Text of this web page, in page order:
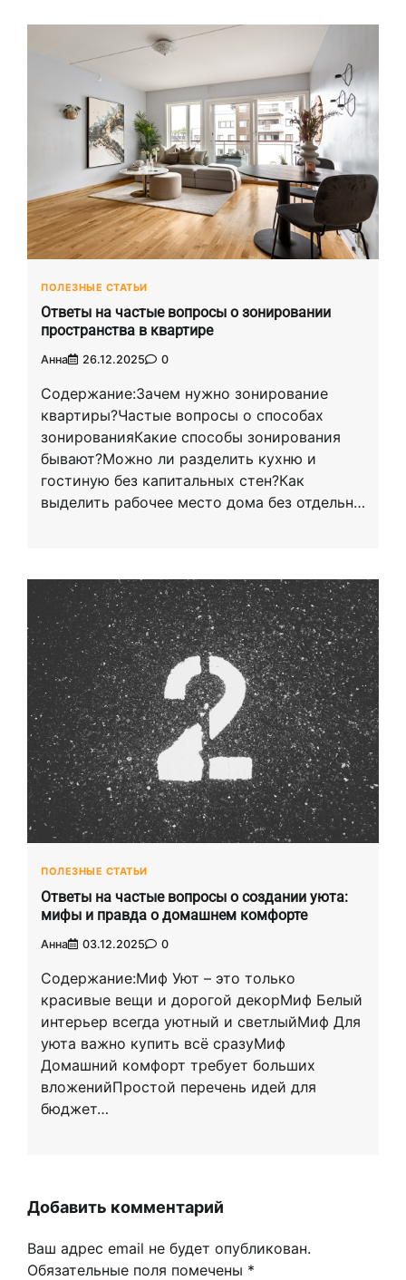
ПОЛЕЗНЫЕ СТАТЬИ
Ответы на частые вопросы о зонировании
пространства в квартире
Анна 26.12.2025 0
Содержание:Зачем нужно зонирование
квартиры?Частые вопросы о способах
зонированияКакие способы зонирования
бывают?Можно ли разделить кухню и
гостиную без капитальных стен?Как
выделить рабочее место дома без отдельн…
ПОЛЕЗНЫЕ СТАТЬИ
Ответы на частые вопросы о создании уюта:
мифы и правда о домашнем комфорте
Анна 03.12.2025 0
Содержание:Миф Уют – это только
красивые вещи и дорогой декорМиф Белый
интерьер всегда уютный и светлыйМиф Для
уюта важно купить всё сразуМиф
Домашний комфорт требует больших
вложенийПростой перечень идей для
бюджет…
Добавить комментарий
Ваш адрес email не будет опубликован.
Обязательные поля помечены *